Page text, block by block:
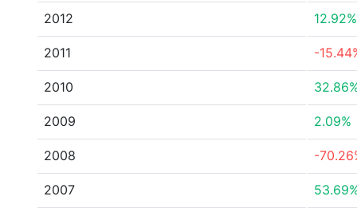
2012 12.92%
2011 -
2010
2009 2.09%
2008 -
2007